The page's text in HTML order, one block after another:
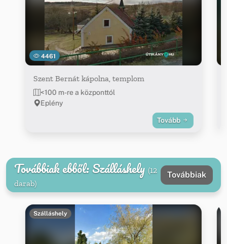
4461
Szent Bernát kápolna, templom
<100 m-re a központtól
Eplény
Tovább
Továbbiak ebből: Szálláshely (12
darab)
Továbbiak
Szálláshely